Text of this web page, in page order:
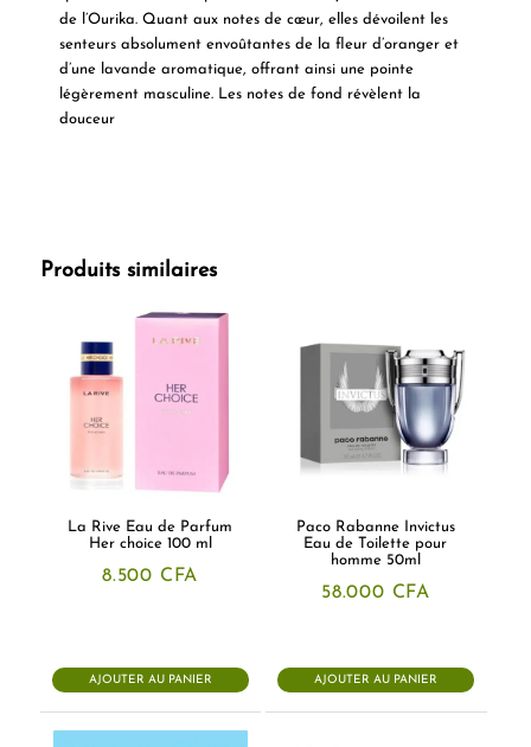
de l’Ourika. Quant aux notes de cœur, elles dévoilent les
senteurs absolument envoûtantes de la fleur d’oranger et
d’une lavande aromatique, offrant ainsi une pointe
légèrement masculine. Les notes de fond révèlent la
douceur
Produits similaires
La Rive Eau de Parfum
Her choice 100 ml
8.500 CFA
AJOUTER AU PANIER
Paco Rabanne Invictus
Eau de Toilette pour
homme 50ml
58.000 CFA
AJOUTER AU PANIER